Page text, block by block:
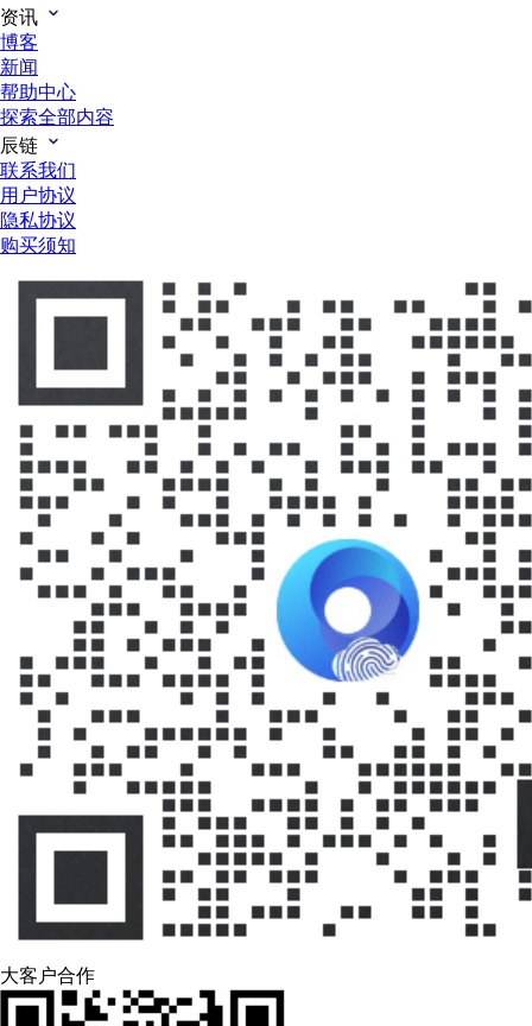
资讯
博客
新闻
帮助中心
探索全部内容
辰链
联系我们
用户协议
隐私协议
购买须知
大客户合作